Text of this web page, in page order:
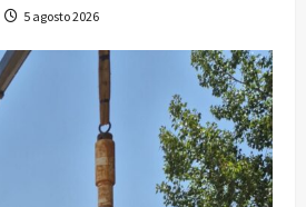
5 agosto 2026